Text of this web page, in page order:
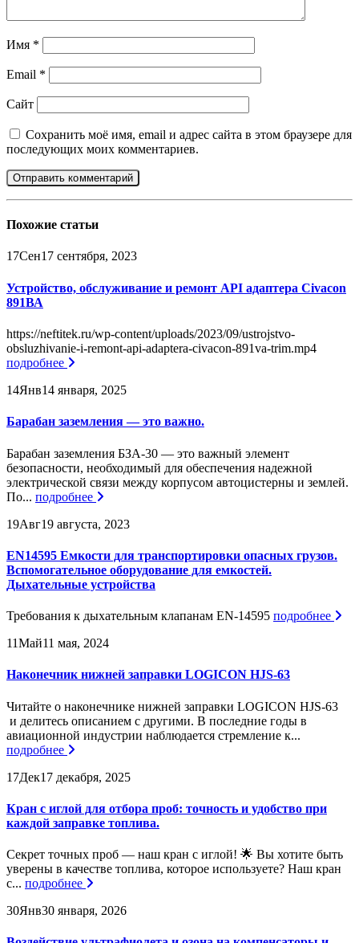
Имя *
Email *
Сайт
Сохранить моё имя, email и адрес сайта в этом браузере для
последующих моих комментариев.
Похожие статьи
17Сен17 сентября, 2023
Устройство, обслуживание и ремонт API адаптера Civacon
891ВА
https://neftitek.ru/wp-content/uploads/2023/09/ustrojstvo-
obsluzhivanie-i-remont-api-adaptera-civacon-891va-trim.mp4
подробнее
14Янв14 января, 2025
Барабан заземления — это важно.
Барабан заземления БЗА-30 — это важный элемент
безопасности, необходимый для обеспечения надежной
электрической связи между корпусом автоцистерны и землей.
По... подробнее
19Авг19 августа, 2023
EN14595 Емкости для транспортировки опасных грузов.
Вспомогательное оборудование для емкостей.
Дыхательные устройства
Требования к дыхательным клапанам EN-14595 подробнее
11Май11 мая, 2024
Наконечник нижней заправки LOGICON HJS-63
Читайте о наконечнике нижней заправки LOGICON HJS-63
и делитесь описанием с другими. В последние годы в
авиационной индустрии наблюдается стремление к...
подробнее
17Дек17 декабря, 2025
Кран с иглой для отбора проб: точность и удобство при
каждой заправке топлива.
Секрет точных проб — наш кран с иглой! 🌟 Вы хотите быть
уверены в качестве топлива, которое используете? Наш кран
с... подробнее
30Янв30 января, 2026